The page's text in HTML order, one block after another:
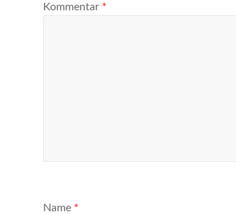
Kommentar *
Name *